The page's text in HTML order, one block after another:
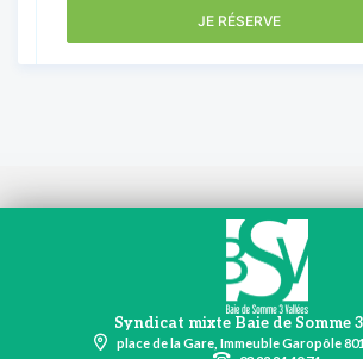
JE RÉSERVE
Syndicat mixte Baie de Somme
place de la Gare, Immeuble Garopôle